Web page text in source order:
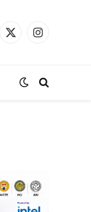
X
Instagram